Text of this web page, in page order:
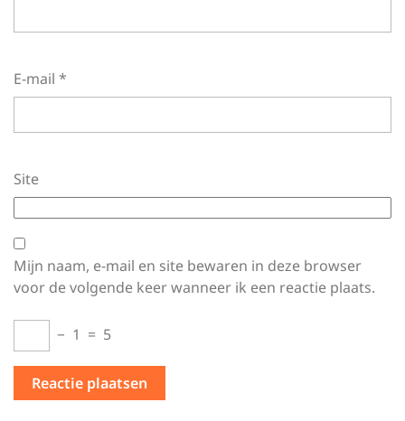
E-mail *
Site
Mijn naam, e-mail en site bewaren in deze browser
voor de volgende keer wanneer ik een reactie plaats.
− 1 = 5